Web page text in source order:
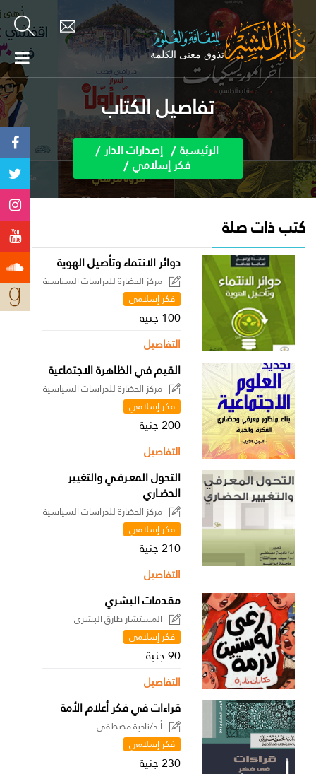
تفاصيل الكتاب
الرئيسية إصدارات الدار
فكر إسلامي
كتب ذات صلة
دوائر الانتماء وتأصيل الهوية
مركز الحضارة للدراسات السياسية
فكر إسلامي
100 جنية
التفاصيل
القيم في الظاهرة الاجتماعية
مركز الحضارة للدراسات السياسية
فكر إسلامي
200 جنية
التفاصيل
التحول المعـرفـي والتغيير
الحضـاري
مركز الحضارة للدراسات السياسية
فكر إسلامي
210 جنية
التفاصيل
مقدمات البشري
المستشار طارق البشري
فكر إسلامي
90 جنية
التفاصيل
قراءات في فكر أعلام الأمة
أ.د/نادية مصطفى
فكر إسلامي
230 جنية